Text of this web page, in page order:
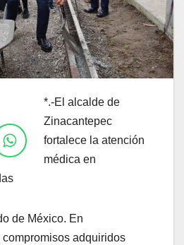
*.-El alcalde de
Zinacantepec
fortalece la atención
médica en
de México. En
adquiridos